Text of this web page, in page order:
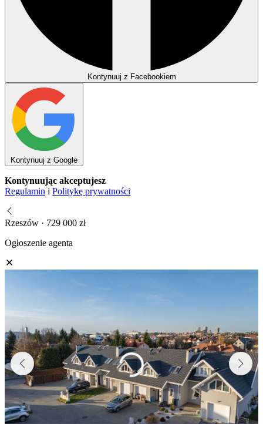
Kontynuuj z Facebookiem
Kontynuuj z Google
Kontynuując akceptujesz
Regulamin i Politykę prywatności
Rzeszów · 729 000 zł
Ogłoszenie agenta